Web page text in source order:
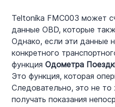
Teltonika FMC003 может
данные OBD, которые
Однако, если эти данные
конкретного
функция Одометра
Это функция, которая
Следовательно, это не то
получать показания